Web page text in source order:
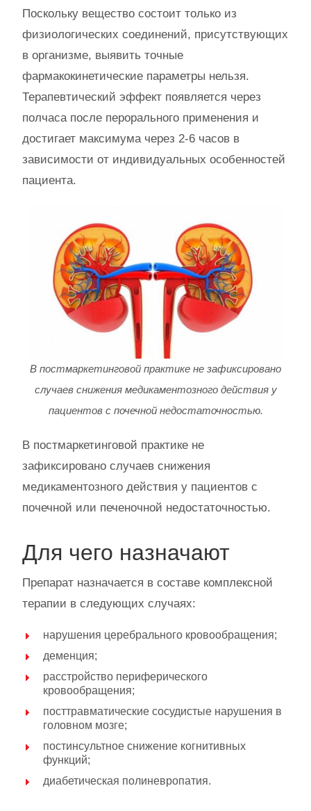
Поскольку вещество состоит только из
физиологических соединений, присутствующих
в организме, выявить точные
фармакокинетические параметры нельзя.
Терапевтический эффект появляется через
полчаса после перорального применения и
достигает максимума через 2-6 часов в
зависимости от индивидуальных особенностей
пациента.
В постмаркетинговой практике не зафиксировано
случаев снижения медикаментозного действия у
пациентов с почечной недостаточностью.
В постмаркетинговой практике не
зафиксировано случаев снижения
медикаментозного действия у пациентов с
почечной или печеночной недостаточностью.
Для чего назначают
Препарат назначается в составе комплексной
терапии в следующих случаях:
нарушения церебрального кровообращения;
деменция;
расстройство периферического
кровообращения;
посттравматические сосудистые нарушения в
головном мозге;
постинсультное снижение когнитивных
функций;
диабетическая полиневропатия.